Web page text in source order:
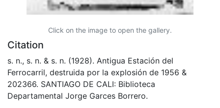
Click on the image to open the gallery.
Citation
s. n., s. n. & s. n. (1928). Antigua Estación del
Ferrocarril, destruida por la explosión de 1956 &
202366. SANTIAGO DE CALI: Biblioteca
Departamental Jorge Garces Borrero.